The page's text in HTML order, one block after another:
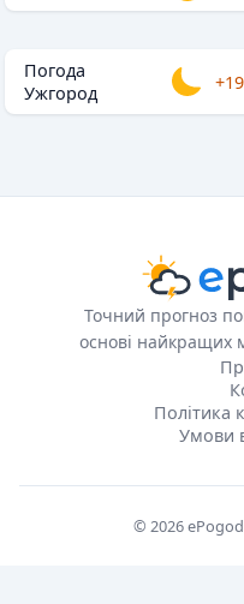
Погода
Ужгород
+19
Точний прогноз
основі найкращих
Політика
Умови
© 2026